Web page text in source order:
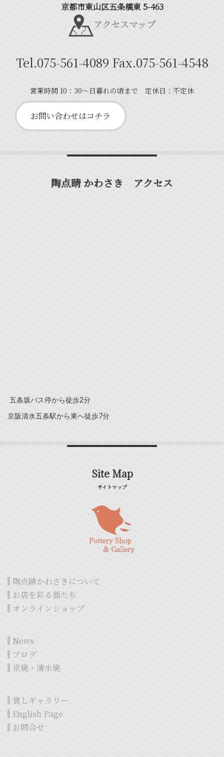
京都市東山区五条橋東 5-463
アクセスマップ
Tel.075-561-4089Fax.075-561-4548
営業時間 10：30～日暮れの頃まで 定休日：不定休
お問い合わせはコチラ
陶点睛 かわさき アクセス
五条坂バス停から徒歩2分
京阪清水五条駅から東へ徒歩7分
Site Map
サイトマップ
陶点睛かわさきについて
お店を彩る器たち
オンラインショップ
News
ブログ
京焼・清水焼
貸しギャラリー
English Page
お問合せ